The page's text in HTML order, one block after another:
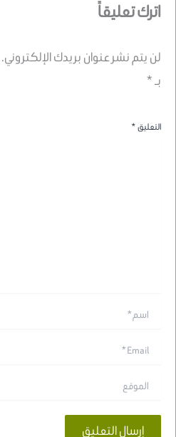
اترك تعليقاً
لن يتم نشر عنوان بريدك الإلكتروني.
بـ*
التعليق*